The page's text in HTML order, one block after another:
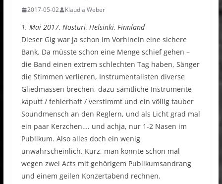
2017-05-02 Klaudia Weber
1. Mai 2017, Nosturi, Helsinki, Finnland
Dieser Gig war ja schon im Vorhinein eine sichere
Bank. Da müsste schon eine Menge schief gehen –
die Band einen extrem schlechten Tag haben, Sänger
die Stimmen verlieren, Instrumentalisten diverse
Gliedmassen brechen, dazu sämtliche Instrumente
kaputt / fehlerhaft / verstimmt und ein völlig tauber
Soundmensch an den Reglern, und als Licht grad mal
ein paar Kerzchen…. und achja, nur 1-2 Nasen im
Publikum. Also alles doch ein wenig
unwahrscheinlich. Kurz, man konnte schon mal
wegen zwei Acts mit gehörigem Publikumsandrang
und einem geilen Konzertabend rechnen.